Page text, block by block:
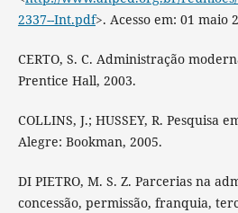
2337--Int.pdf>. Acesso em: 01 maio
CERTO, S. C. Administração
Prentice Hall, 2003.
COLLINS, J.; HUSSEY, R. Pesquisa
Alegre: Bookman, 2005.
DI PIETRO, M. S. Z. Parcerias na
concessão, permissão, franquia,